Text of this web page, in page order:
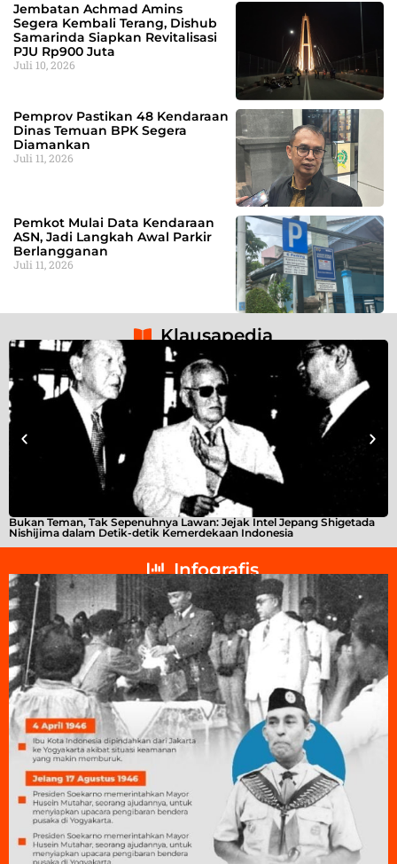
Jembatan Achmad Amins
Segera Kembali Terang, Dishub
Samarinda Siapkan Revitalisasi
PJU Rp900 Juta
Juli 10, 2026
Pemprov Pastikan 48 Kendaraan
Dinas Temuan BPK Segera
Diamankan
Juli 11, 2026
Pemkot Mulai Data Kendaraan
ASN, Jadi Langkah Awal Parkir
Berlangganan
Juli 11, 2026
Klausapedia
Bukan Teman, Tak Sepenuhnya Lawan: Jejak Intel Jepang Shigetada
Nishijima dalam Detik-detik Kemerdekaan Indonesia
Infografis